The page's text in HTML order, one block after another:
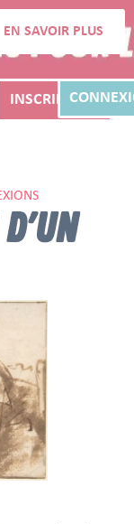
EN SAVOIR PLUS
INSCRIPTION
D'UN